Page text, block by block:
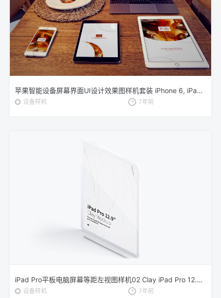
苹果智能设备屏幕界面UI设计效果图样机套装 iPhone 6, iPad Mini 3, iPad Air 2, Macbook, Dish Mockup
设备样机 7年前
iPad Pro平板电脑屏幕等距左视图样机02 Clay iPad Pro 12.9” Mockup, Isometric Left View 02
设备样机 7年前